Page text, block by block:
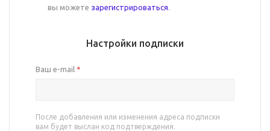
вы можете зарегистрироваться.
Настройки подписки
Ваш e-mail *
После добавления или изменения адреса подписки
вам будет выслан код подтверждения.